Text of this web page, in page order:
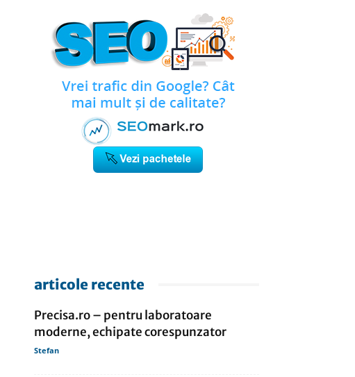
articole recente
Precisa.ro – pentru laboratoare
moderne, echipate corespunzator
Stefan